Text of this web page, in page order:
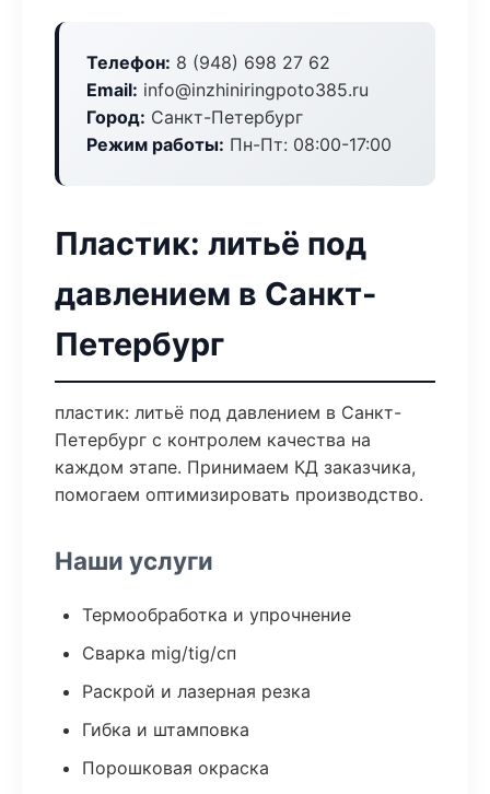
Телефон: 8 (948) 698 27 62
Email: info@inzhiniringpoto385.ru
Город: Санкт-Петербург
Режим работы: Пн-Пт: 08:00-17:00
Пластик: литьё под
давлением в Санкт-
Петербург
пластик: литьё под давлением в Санкт-
Петербург с контролем качества на
каждом этапе. Принимаем КД заказчика,
помогаем оптимизировать производство.
Наши услуги
Термообработка и упрочнение
Сварка mig/tig/сп
Раскрой и лазерная резка
Гибка и штамповка
Порошковая окраска